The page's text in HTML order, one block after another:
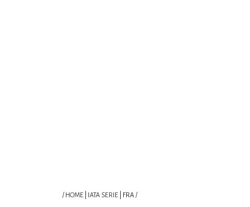
/HOME IATA SERIE | FRA /